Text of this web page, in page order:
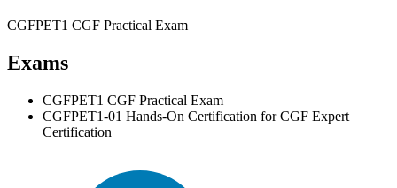
CGFPET1 CGF Practical Exam
Exams
CGFPET1 CGF Practical Exam
CGFPET1-01 Hands-On Certification for CGF Expert
Certification